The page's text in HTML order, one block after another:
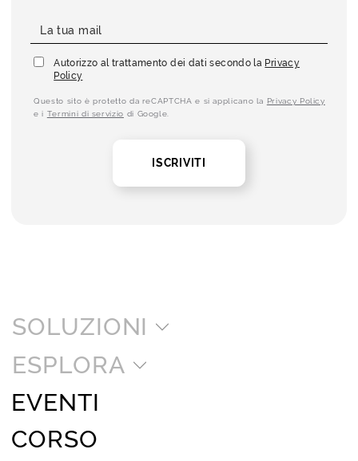
Autorizzo al trattamento dei dati secondo la Privacy
Policy
Questo sito è protetto da reCAPTCHA e si applicano la Privacy Policy
e i Termini di servizio di Google.
ISCRIVITI
SOLUZIONI
ESPLORA
EVENTI
CORSO